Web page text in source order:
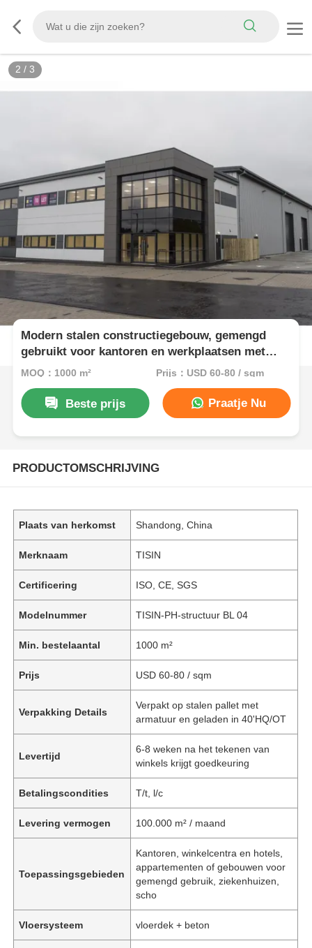
3 / 3
Modern stalen constructiegebouw, gemengd
gebruikt voor kantoren en werkplaatsen met
sandwichpanelen
MOQ：1000 m² Prijs：USD 60-80 / sqm
Beste prijs Praatje Nu
PRODUCTOMSCHRIJVING
Plaats van herkomst Shandong, China
Merknaam TISIN
Certificering ISO, CE, SGS
Modelnummer TISIN-PH-structuur BL 04
Min. bestelaantal 1000 m²
Prijs USD 60-80 / sqm
Verpakking Details
Verpakt op stalen pallet met
armatuur en geladen in 40'HQ/OT
Levertijd
6-8 weken na het tekenen van
winkels krijgt goedkeuring
Betalingscondities T/t, l/c
Levering vermogen 100.000 m² / maand
Toepassingsgebieden
Kantoren, winkelcentra en hotels,
appartementen of gebouwen voor
gemengd gebruik, ziekenhuizen,
scho
Vloersysteem vloerdek + beton